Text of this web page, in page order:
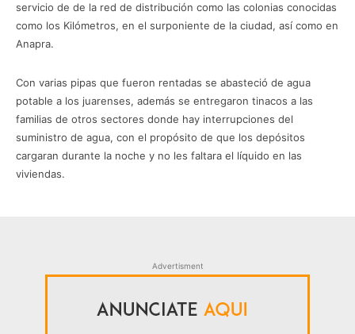
servicio de de la red de distribución como las colonias conocidas
como los Kilómetros, en el surponiente de la ciudad, así como en
Anapra.
Con varias pipas que fueron rentadas se abasteció de agua
potable a los juarenses, además se entregaron tinacos a las
familias de otros sectores donde hay interrupciones del
suministro de agua, con el propósito de que los depósitos
cargaran durante la noche y no les faltara el líquido en las
viviendas.
Advertisment